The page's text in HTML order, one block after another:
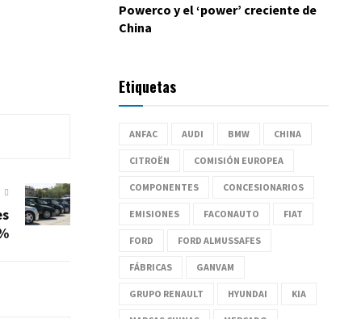
Powerco y el ‘power’ creciente de
China
Etiquetas
ANFAC AUDI BMW CHINA
CITROËN COMISIÓN EUROPEA
COMPONENTES CONCESIONARIOS
EMISIONES FACONAUTO FIAT
FORD FORD ALMUSSAFES
FÁBRICAS GANVAM
GRUPO RENAULT HYUNDAI KIA